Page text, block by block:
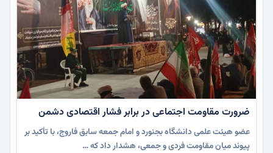
ضرورت مقاومت اجتماعی در برابر فشار اقتصادی دشمن
عضو هیئت علمی دانشگاه بجنورد و امام جمعه سابق فاروج، با تأکید بر
پیوند میان مقاومت فردی و جمعی، هشدار داد که …